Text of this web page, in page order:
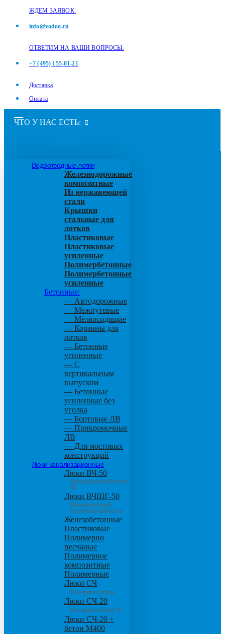
ЖДЕМ ЗАЯВОК:
info@vodoo.ru
ОТВЕТИМ НА ВАШИ ВОПРОСЫ:
+7 (495) 155-01-21
Доставка
Оплата
ЧТО У НАС ЕСТЬ:
Водоотводные лотки
Железнодорожные
композитные
Из нержавеющей
стали
Крышки
стальные для
лотков
Пластиковые
Пластиковые
усиленные
Полимербетонные
Полимербетонные
усиленные
Бетонные:
— Автодорожные
— Межпутевые
— Мелкосидящие
— Корзины для
лотков
— Бетонные
усиленные
— С
вертикальным
выпуском
— Бетонные
усиленные без
уголка
— Бортовые ЛВ
— Прикромочные
ЛВ
— Для мостовых
конструкций
Люки канализационные
Люки ВЧ-50
Высокопрочный чугун
50
Люки ВЧШГ-50
Высокопрочный
сверхтяжелый чугун
Железобетонные
Пластиковые
Полимерно
песчаные
Полимерное
композитные
Полимерные
Люки СЧ
Из серого чугуна
Люки СЧ-20
Из серого чугуна 20
Люки СЧ-20 +
бетон М400